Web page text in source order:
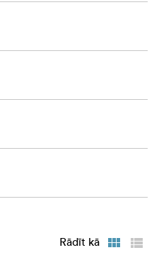
versijās: TSN-55A
Rādīt kā